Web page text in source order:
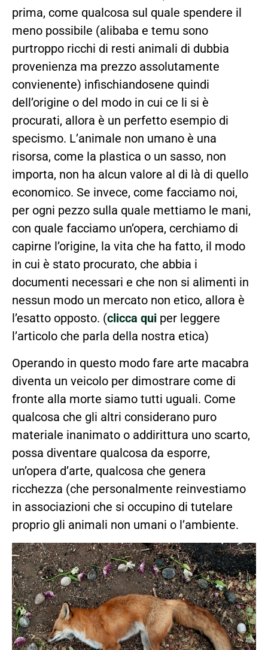
prima, come qualcosa sul quale spendere il
meno possibile (alibaba e temu sono
purtroppo ricchi di resti animali di dubbia
provenienza ma prezzo assolutamente
convienente) infischiandosene quindi
dell’origine o del modo in cui ce li si è
procurati, allora è un perfetto esempio di
specismo. L’animale non umano è una
risorsa, come la plastica o un sasso, non
importa, non ha alcun valore al di là di quello
economico. Se invece, come facciamo noi,
per ogni pezzo sulla quale mettiamo le mani,
con quale facciamo un’opera, cerchiamo di
capirne l’origine, la vita che ha fatto, il modo
in cui è stato procurato, che abbia i
documenti necessari e che non si alimenti in
nessun modo un mercato non etico, allora è
l’esatto opposto. (clicca qui per leggere
l’articolo che parla della nostra etica)
Operando in questo modo fare arte macabra
diventa un veicolo per dimostrare come di
fronte alla morte siamo tutti uguali. Come
qualcosa che gli altri considerano puro
materiale inanimato o addirittura uno scarto,
possa diventare qualcosa da esporre,
un’opera d’arte, qualcosa che genera
ricchezza (che personalmente reinvestiamo
in associazioni che si occupino di tutelare
proprio gli animali non umani o l’ambiente.